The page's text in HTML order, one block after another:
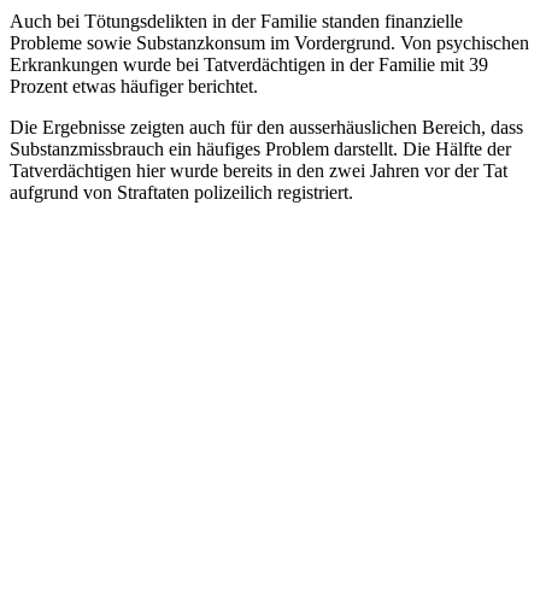
Auch bei Tötungsdelikten in der Familie standen finanzielle
Probleme sowie Substanzkonsum im Vordergrund. Von psychischen
Erkrankungen wurde bei Tatverdächtigen in der Familie mit 39
Prozent etwas häufiger berichtet.
Die Ergebnisse zeigten auch für den ausserhäuslichen Bereich, dass
Substanzmissbrauch ein häufiges Problem darstellt. Die Hälfte der
Tatverdächtigen hier wurde bereits in den zwei Jahren vor der Tat
aufgrund von Straftaten polizeilich registriert.